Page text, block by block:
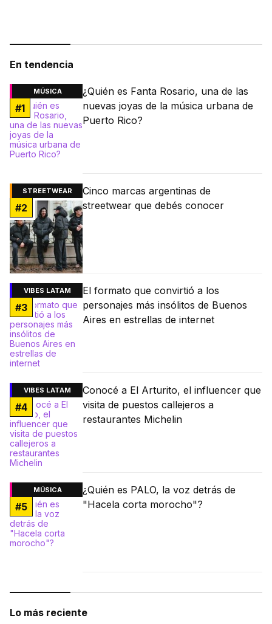
En tendencia
MÚSICA
#1
¿Quién es Fanta Rosario, una de las
nuevas joyas de la música urbana de
Puerto Rico?
STREETWEAR
#2
Cinco marcas argentinas de
streetwear que debés conocer
VIBES LATAM
#3
El formato que convirtió a los
personajes más insólitos de Buenos
Aires en estrellas de internet
VIBES LATAM
#4
Conocé a El Arturito, el influencer que
visita de puestos callejeros a
restaurantes Michelin
MÚSICA
#5
¿Quién es PALO, la voz detrás de
"Hacela corta morocho"?
Lo más reciente